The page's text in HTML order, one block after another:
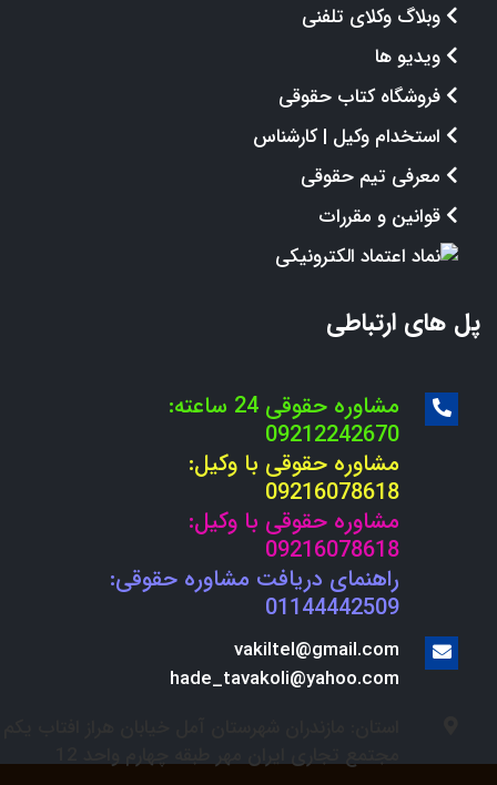
وبلاگ وکلای تلفنی
ویدیو ها
فروشگاه کتاب حقوقی
استخدام وکیل | کارشناس
معرفی تیم حقوقی
قوانین و مقررات
پل های ارتباطی
مشاوره حقوقی 24 ساعته:
09212242670
مشاوره حقوقی با وکیل:
09216078618
مشاوره حقوقی با وکیل:
09216078618
راهنمای دریافت مشاوره حقوقی:
01144442509
vakiltel@gmail.com
hade_tavakoli@yahoo.com